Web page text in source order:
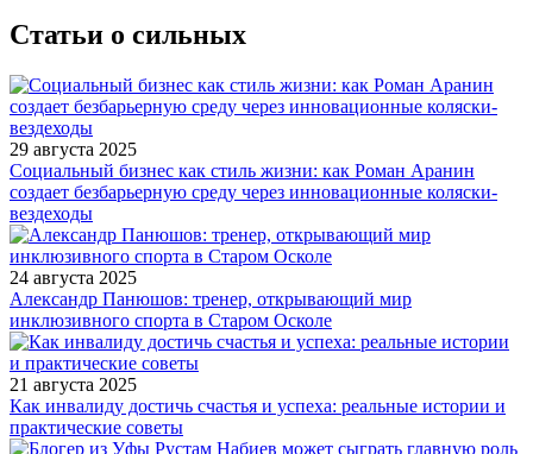
Статьи о сильных
29 августа 2025
Социальный бизнес как стиль жизни: как Роман Аранин
создает безбарьерную среду через инновационные коляски-
вездеходы
24 августа 2025
Александр Панюшов: тренер, открывающий мир
инклюзивного спорта в Старом Осколе
21 августа 2025
Как инвалиду достичь счастья и успеха: реальные истории и
практические советы